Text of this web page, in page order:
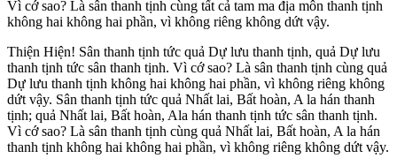
Vì cớ sao? Là sân thanh tịnh cùng tất cả tam ma địa môn thanh tịnh
không hai không hai phần, vì không riêng không dứt vậy.
Thiện Hiện! Sân thanh tịnh tức quả Dự lưu thanh tịnh, quả Dự lưu
thanh tịnh tức sân thanh tịnh. Vì cớ sao? Là sân thanh tịnh cùng quả
Dự lưu thanh tịnh không hai không hai phần, vì không riêng không
dứt vậy. Sân thanh tịnh tức quả Nhất lai, Bất hoàn, A la hán thanh
tịnh; quả Nhất lai, Bất hoàn, Ala hán thanh tịnh tức sân thanh tịnh.
Vì cớ sao? Là sân thanh tịnh cùng quả Nhất lai, Bất hoàn, A la hán
thanh tịnh không hai không hai phần, vì không riêng không dứt vậy.